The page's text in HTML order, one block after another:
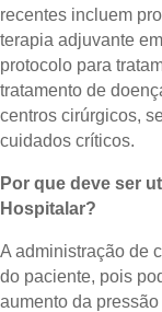
recentes incluem
terapia adjuvante
protocolo para
tratamento de
centros cirúrgicos,
cuidados críticos.
Por que deve ser
Hospitalar?
A administração de
do paciente, pois
aumento da